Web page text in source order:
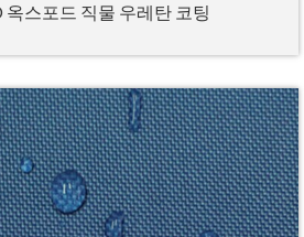
옥스포드 직물 우레탄 코팅